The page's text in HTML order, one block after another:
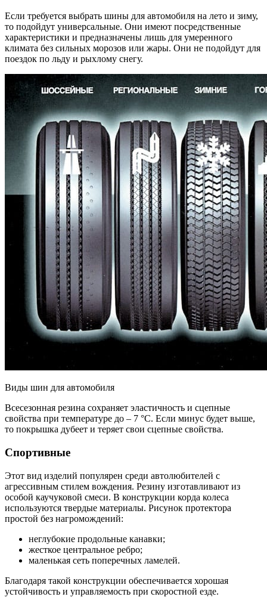
Если требуется выбрать шины для автомобиля на лето и зиму,
то подойдут универсальные. Они имеют посредственные
характеристики и предназначены лишь для умеренного
климата без сильных морозов или жары. Они не подойдут для
поездок по льду и рыхлому снегу.
Виды шин для автомобиля
Всесезонная резина сохраняет эластичность и сцепные
свойства при температуре до – 7 °C. Если минус будет выше,
то покрышка дубеет и теряет свои сцепные свойства.
Спортивные
Этот вид изделий популярен среди автолюбителей с
агрессивным стилем вождения. Резину изготавливают из
особой каучуковой смеси. В конструкции корда колеса
используются твердые материалы. Рисунок протектора
простой без нагромождений:
неглубокие продольные канавки;
жесткое центральное ребро;
маленькая сеть поперечных ламелей.
Благодаря такой конструкции обеспечивается хорошая
устойчивость и управляемость при скоростной езде.